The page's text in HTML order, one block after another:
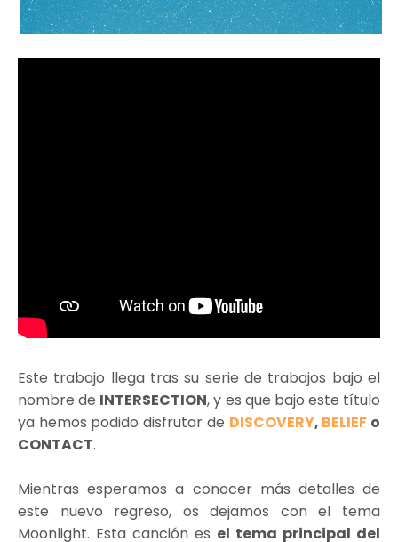
Este trabajo llega tras su serie de trabajos bajo el
nombre de INTERSECTION, y es que bajo este título
ya hemos podido disfrutar de DISCOVERY, BELIEF o
CONTACT.
Mientras esperamos a conocer más detalles de
este nuevo regreso, os dejamos con el tema
Moonlight. Esta canción es el tema principal del